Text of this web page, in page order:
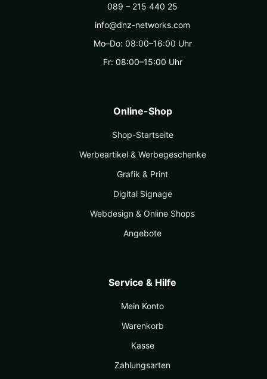
089 – 215 440 25
info@dnz-networks.com
Mo–Do: 08:00–16:00 Uhr
Fr: 08:00–15:00 Uhr
Online-Shop
Shop-Startseite
Werbeartikel & Werbegeschenke
Grafik & Print
Digital Signage
Webdesign & Online Shops
Angebote
Service & Hilfe
Mein Konto
Warenkorb
Kasse
Zahlungsarten